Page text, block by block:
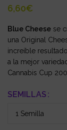
€
Blue Cheese se
una Original
increíble
a la mejor
Cannabis Cup
SEMILLAS